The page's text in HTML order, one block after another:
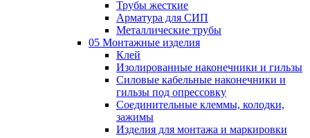
Трубы жесткие
Арматура для СИП
Металлические трубы
05 Монтажные изделия
Клей
Изолированные наконечники и гильзы
Силовые кабельные наконечники и
гильзы под опрессовку
Соединительные клеммы, колодки,
зажимы
Изделия для монтажа и маркировки